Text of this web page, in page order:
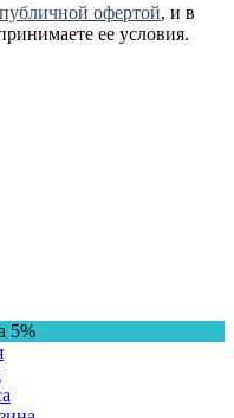
публичной офертой, и в
ее условия.
5%